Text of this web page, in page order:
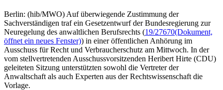
Berlin: (hib/MWO) Auf überwiegende Zustimmung der
Sachverständigen traf ein Gesetzentwurf der Bundesregierung zur
Neuregelung des anwaltlichen Berufsrechts (19/27670(Dokument,
öffnet ein neues Fenster)) in einer öffentlichen Anhörung im
Ausschuss für Recht und Verbraucherschutz am Mittwoch. In der
vom stellvertretenden Ausschussvorsitzenden Heribert Hirte (CDU)
geleiteten Sitzung unterstützten sowohl die Vertreter der
Anwaltschaft als auch Experten aus der Rechtswissenschaft die
Vorlage.